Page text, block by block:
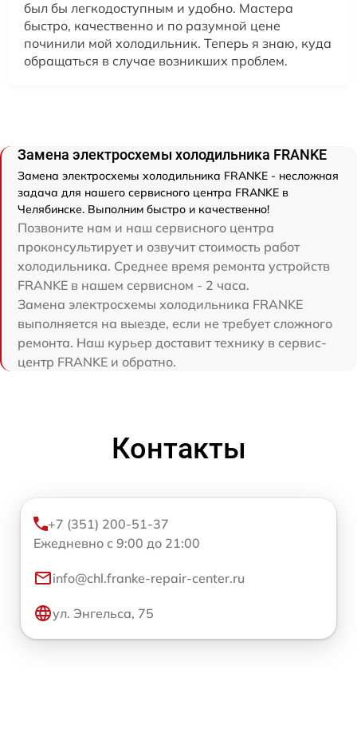
был бы легкодоступным и удобно. Мастера
быстро, качественно и по разумной цене
починили мой холодильник. Теперь я знаю, куда
обращаться в случае возникших проблем.
Замена электросхемы холодильника FRANKE
Замена электросхемы холодильника FRANKE - несложная
задача для нашего сервисного центра FRANKE в
Челябинске. Выполним быстро и качественно!
Позвоните нам и наш сервисного центра
проконсультирует и озвучит стоимость работ
холодильника. Среднее время ремонта устройств
FRANKE в нашем сервисном - 2 часа.
Замена электросхемы холодильника FRANKE
выполняется на выезде, если не требует сложного
ремонта. Наш курьер доставит технику в сервис-
центр FRANKE и обратно.
Контакты
+7 (351) 200-51-37
Ежедневно с 9:00 до 21:00
info@chl.franke-repair-center.ru
ул. Энгельса, 75